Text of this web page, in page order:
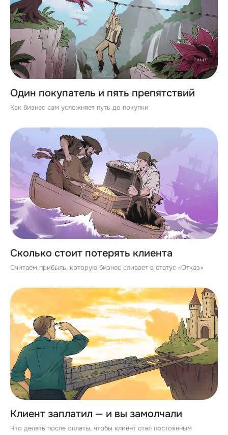
Один покупатель и пять препятствий
Как бизнес сам усложняет путь до покупки
Сколько стоит потерять клиента
Считаем прибыль, которую бизнес сливает в статус «Отказ»
Клиент заплатил — и вы замолчали
Что делать после оплаты, чтобы клиент стал постоянным